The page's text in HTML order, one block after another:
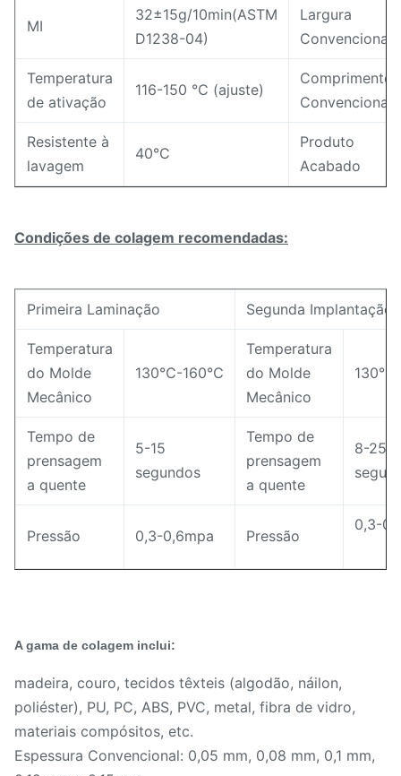
MI
32±15g/10min(ASTM
D1238-04)
Largura
Convencional
Temperatura
de ativação
116-150 ℃ (ajuste)
Comprimento
Convencional
Resistente à
lavagem
40°C
Produto
Acabado
Condições de colagem recomendadas:
Primeira Laminação Segunda Implantação
Temperatura
do Molde
Mecânico
130℃-160℃
Temperatura
do Molde
Mecânico
Tempo de
prensagem
a quente
5-15
segundos
Tempo de
prensagem
a quente
8-25
Pressão 0,3-0,6mpa Pressão
0,3-
A gama de colagem inclui:
madeira, couro, tecidos têxteis (algodão, náilon,
poliéster), PU, ​​PC, ABS, PVC, metal, fibra de vidro,
materiais compósitos, etc.
Espessura Convencional: 0,05 mm, 0,08 mm, 0,1 mm,